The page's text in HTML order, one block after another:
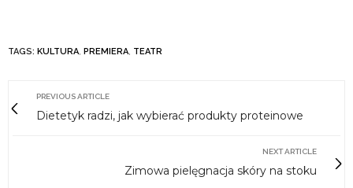
TAGS: KULTURA, PREMIERA, TEATR
PREVIOUS ARTICLE
Dietetyk radzi, jak wybierać produkty proteinowe
NEXT ARTICLE
Zimowa pielęgnacja skóry na stoku